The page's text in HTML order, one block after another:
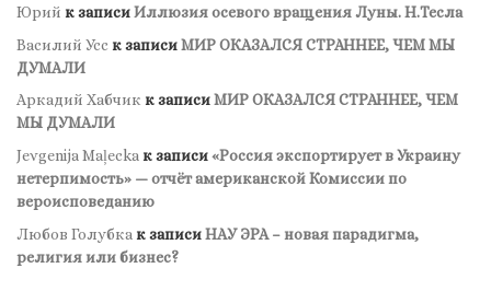
Юрий к записиИллюзия осевого вращения Луны. Н.Тесла
Василий Усс к записиМИР ОКАЗАЛСЯ СТРАННЕЕ, ЧЕМ МЫ
ДУМАЛИ
Аркадий Хабчик к записиМИР ОКАЗАЛСЯ СТРАННЕЕ, ЧЕМ
МЫ ДУМАЛИ
Jevgenija Maļecka к записи«Россия экспортирует в Украину
нетерпимость» — отчёт американской Комиссии по
вероисповеданию
Любов Голубка к записиНАУ ЭРА – новая парадигма,
религия или бизнес?